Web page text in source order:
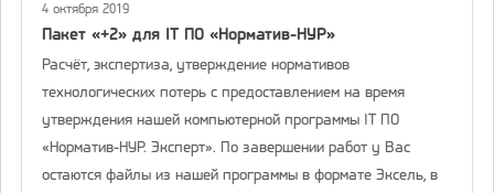
4 октября 2019
Пакет «+2» для IT ПО «Норматив-НУР»
Расчёт, экспертиза, утверждение нормативов
технологических потерь с предоставлением на время
утверждения нашей компьютерной программы IT ПО
«Норматив-НУР. Эксперт». По завершении работ у Вас
остаются файлы из нашей программы в формате Эксель, в